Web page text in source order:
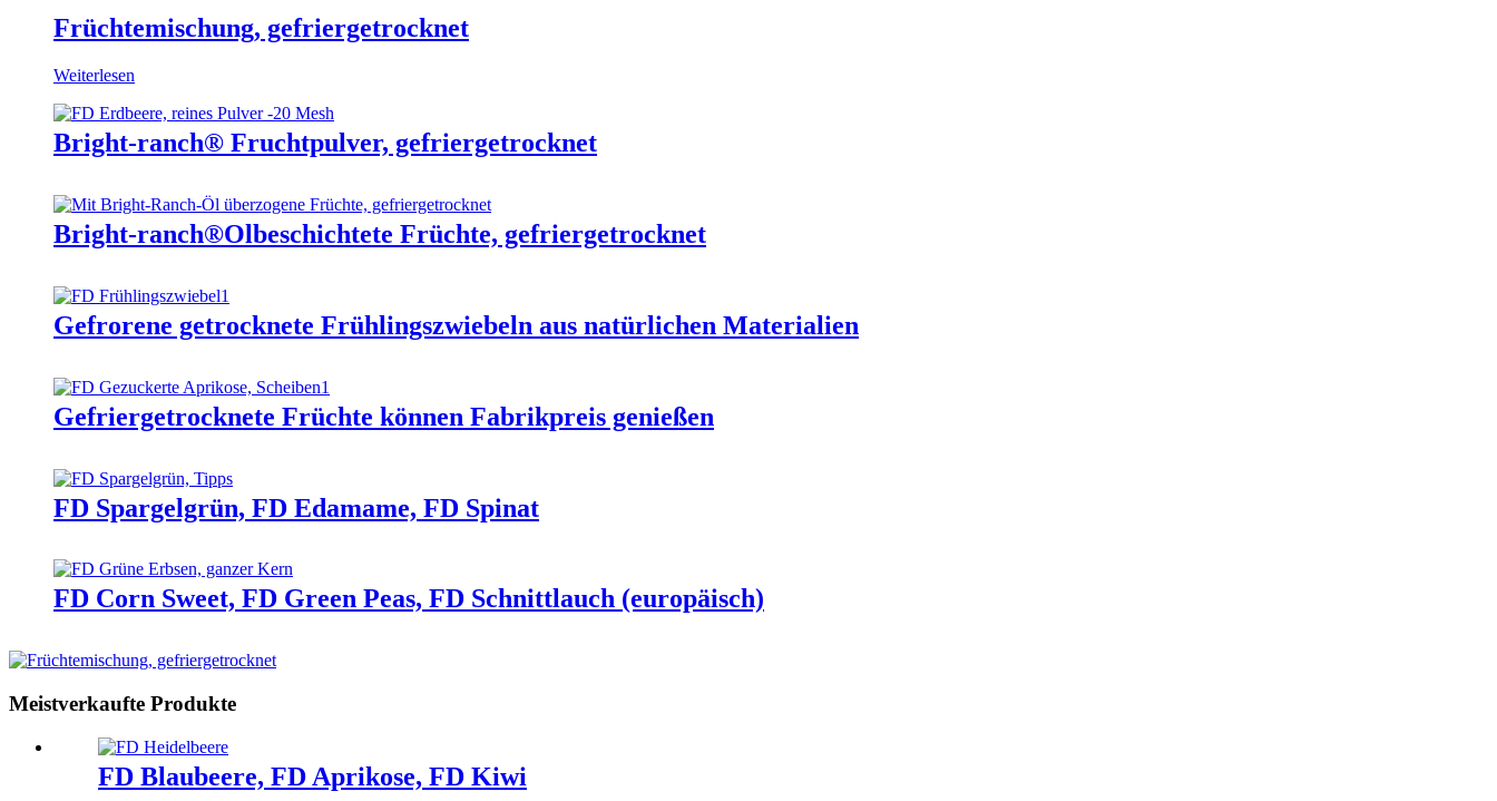
Früchtemischung, gefriergetrocknet
Weiterlesen
Bright-ranch® Fruchtpulver, gefriergetrocknet
Bright-ranch®Ölbeschichtete Früchte, gefriergetrocknet
Gefrorene getrocknete Frühlingszwiebeln aus natürlichen Materialien
Gefriergetrocknete Früchte können Fabrikpreis genießen
FD Spargelgrün, FD Edamame, FD Spinat
FD Corn Sweet, FD Green Peas, FD Schnittlauch (europäisch)
Meistverkaufte Produkte
FD Blaubeere, FD Aprikose, FD Kiwi